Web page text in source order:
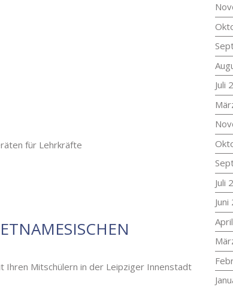
für Lehrkräfte
Ihren Mitschülern in der Leipziger Innenstadt
Juli
Juli